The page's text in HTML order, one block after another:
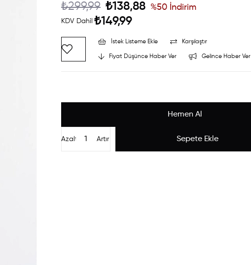
₺299,99 ₺138,88
KDV Dahil ₺149,99
%50İndirim
İstek Listeme Ekle Karşılaştır
Fiyat Düşünce Haber Ver Gelince Haber Ver
Artır
Azalt